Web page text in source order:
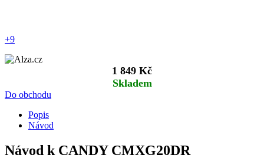
+9
1 849 Kč
Skladem
Do obchodu
Popis
Návod
Návod k CANDY CMXG20DR